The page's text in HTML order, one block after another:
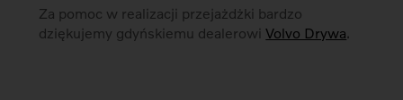
Za pomoc w realizacji przejażdżki bardzo
dziękujemy gdyńskiemu dealerowiVolvo Drywa.